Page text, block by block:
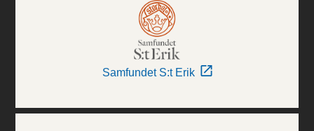
Samfundet S:t Erik